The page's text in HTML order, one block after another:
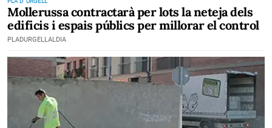
Mollerussa contractarà per lots la neteja dels
edificis i espais públics per millorar el control
PLADURGELLALDIA